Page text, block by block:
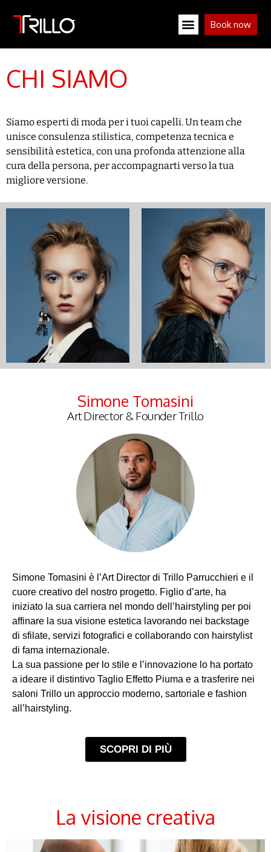
Book now
CHI SIAMO
Siamo esperti di moda per i tuoi capelli. Un team che
unisce consulenza stilistica, competenza tecnica e
sensibilità estetica, con una profonda attenzione alla
cura della persona, per accompagnarti verso la tua
migliore versione.
Simone Tomasini
Art Director & Founder Trillo
Simone Tomasini è l’Art Director di Trillo Parrucchieri e il
cuore creativo del nostro progetto. Figlio d’arte, ha
iniziato la sua carriera nel mondo dell’hairstyling per poi
affinare la sua visione estetica lavorando nei backstage
di sfilate, servizi fotografici e collaborando con hairstylist
di fama internazionale.
La sua passione per lo stile e l’innovazione lo ha portato
a ideare il distintivo Taglio Effetto Piuma e a trasferire nei
saloni Trillo un approccio moderno, sartoriale e fashion
all’hairstyling.
SCOPRI DI PIÙ
La visione creativa